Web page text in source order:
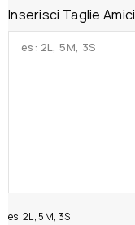
Inserisci Taglie Amici
es: 2L, 5M, 3S